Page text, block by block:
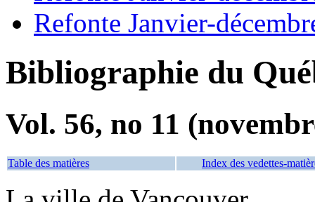
Refonte Janvier-
Bibliographie du
Vol. 56, no 11
Table des matières Index des vedettes-